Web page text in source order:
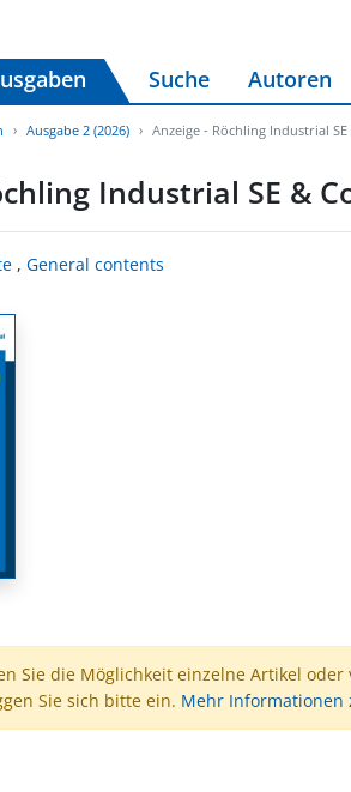
Suche Autoren
Ausgabe 2 (2026) Anzeige - Röchling Industrial SE
Industrial SE &
, General contents
Sie die Möglichkeit einzelne Artikel
Sie sich bitte ein. Mehr Informationen